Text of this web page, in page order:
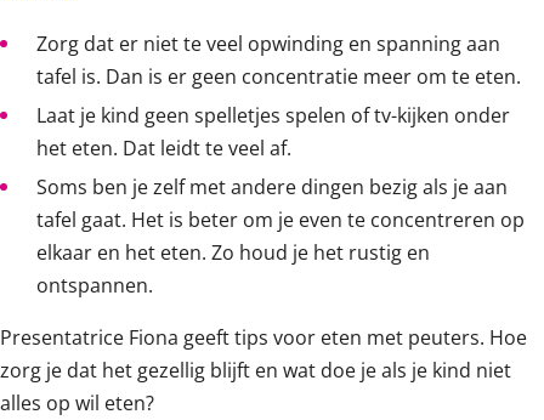
Zorg dat er niet te veel opwinding en spanning aan
tafel is. Dan is er geen concentratie meer om te eten.
Laat je kind geen spelletjes spelen of tv-kijken onder
het eten. Dat leidt te veel af.
Soms ben je zelf met andere dingen bezig als je aan
tafel gaat. Het is beter om je even te concentreren op
elkaar en het eten. Zo houd je het rustig en
ontspannen.
Presentatrice Fiona geeft tips voor eten met peuters. Hoe
zorg je dat het gezellig blijft en wat doe je als je kind niet
alles op wil eten?